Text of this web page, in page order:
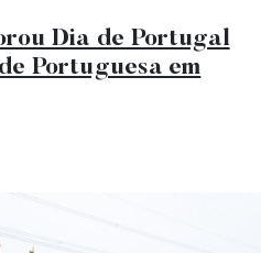
Dia de Portugal
Portuguesa em